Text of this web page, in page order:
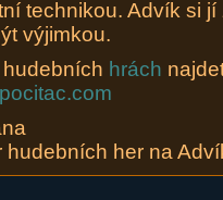
technikou. Advík si
výjimkou.
hrách
hudebních her na